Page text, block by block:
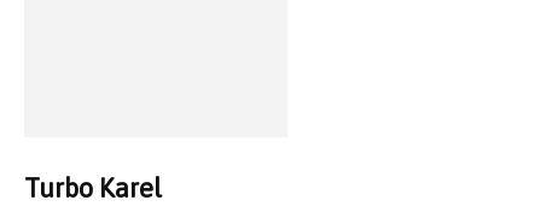
Turbo Karel